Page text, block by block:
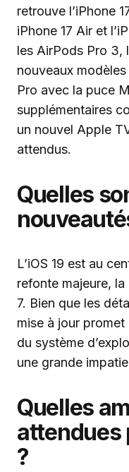
retrouve l’iPhone
iPhone 17 Air et
les AirPods Pro 3,
nouveaux
Pro avec la puce
supplémentaires
un nouvel Apple
attendus.
Quelles
L’iOS 19 est au
refonte majeure,
7. Bien que les
mise à jour promet
du système
une grande
Quelles
attendues
?